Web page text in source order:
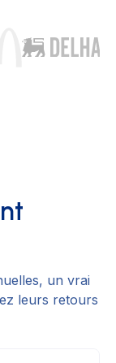
un vrai
leurs retours